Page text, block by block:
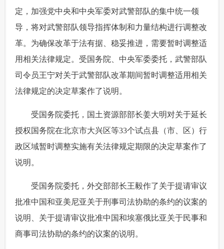
定，加强党中央和中央军委对武警部队的集中统一领
导，将对武警部队领导指挥体制和力量结构进行调整改
革。为确保改革于法有据、稳妥推进，需要暂时调整适
用相关法律规定。受国务院、中央军委委托，武警部队
司令员王宁对关于武警部队改革期间暂时调整适用相关
法律规定的决定草案作了说明。
受国务院委托，国土资源部部长姜大明对关于延长
授权国务院在北京市大兴区等33个试点县（市、区）行
政区域暂时调整实施有关法律规定期限的决定草案作了
说明。
受国务院委托，外交部部长王毅作了关于提请审议
批准中国和亚美尼亚关于刑事司法协助的条约的议案的
说明、关于提请审议批准中国和埃塞俄比亚关于民事和
商事司法协助的条约的议案的说明。